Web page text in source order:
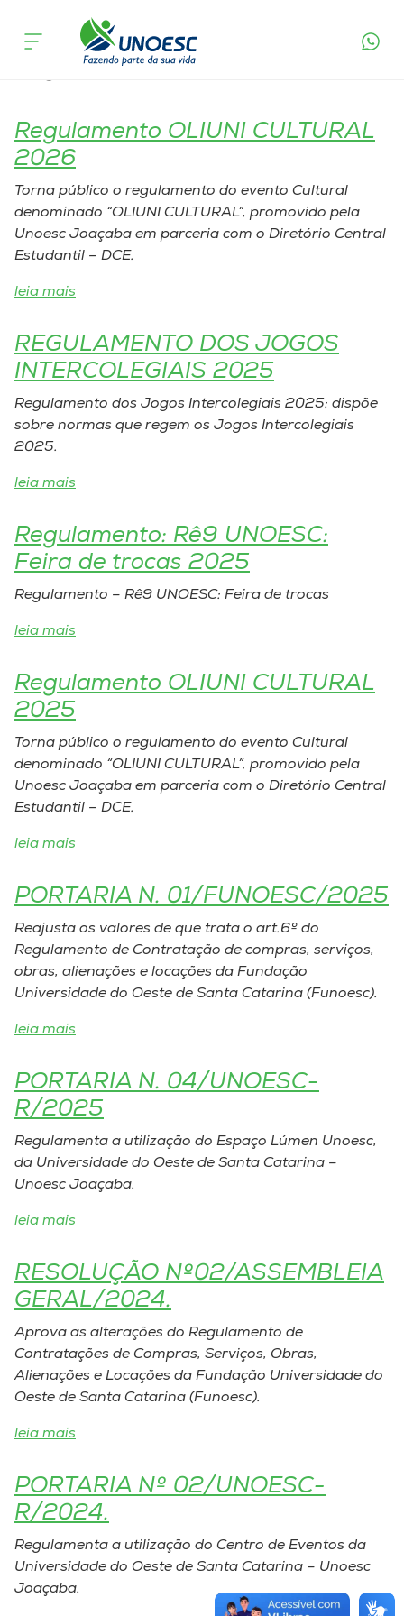
Cursos
Pesquisa
Atendimento ao Estudante
Portal de Ensino
Unoesc
I.nova
Cultura
CPA
Editora
Rádio
Museu
Store
Selecione
o idioma
A+
A-
Tags Publicações Legais:
Regulamentações
Regulamento OLIUNI CULTURAL
2026
Torna público o regulamento do evento Cultural
denominado “OLIUNI CULTURAL”, promovido pela
Unoesc Joaçaba em parceria com o Diretório Central
Estudantil – DCE.
leia mais
REGULAMENTO DOS JOGOS
INTERCOLEGIAIS 2025
Regulamento dos Jogos Intercolegiais 2025: dispõe
sobre normas que regem os Jogos Intercolegiais
2025.
leia mais
Regulamento: Rê9 UNOESC:
Feira de trocas 2025
Regulamento – Rê9 UNOESC: Feira de trocas
leia mais
Regulamento OLIUNI CULTURAL
2025
Torna público o regulamento do evento Cultural
denominado “OLIUNI CULTURAL”, promovido pela
Unoesc Joaçaba em parceria com o Diretório Central
Estudantil – DCE.
leia mais
PORTARIA N. 01/FUNOESC/2025
Reajusta os valores de que trata o art.6º do
Regulamento de Contratação de compras, serviços,
obras, alienações e locações da Fundação
Universidade do Oeste de Santa Catarina (Funoesc).
leia mais
PORTARIA N. 04/UNOESC-
R/2025
Regulamenta a utilização do Espaço Lúmen Unoesc,
da Universidade do Oeste de Santa Catarina –
Unoesc Joaçaba.
leia mais
RESOLUÇÃO Nº02/ASSEMBLEIA
GERAL/2024.
Aprova as alterações do Regulamento de
Contratações de Compras, Serviços, Obras,
Alienações e Locações da Fundação Universidade do
Oeste de Santa Catarina (Funoesc).
leia mais
PORTARIA Nº 02/UNOESC-
R/2024.
Regulamenta a utilização do Centro de Eventos da
Universidade do Oeste de Santa Catarina – Unoesc
Joaçaba.